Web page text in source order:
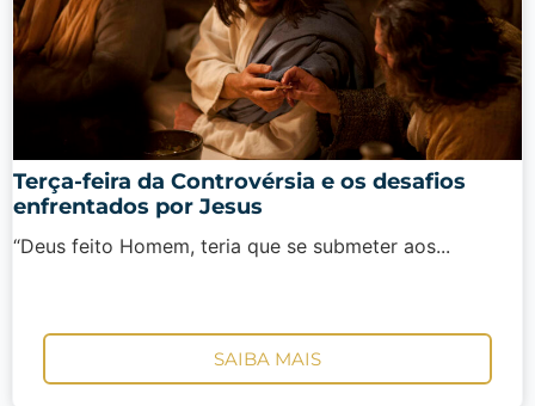
Terça-feira da Controvérsia e os desafios
enfrentados por Jesus
“Deus feito Homem, teria que se submeter aos...
SAIBA MAIS